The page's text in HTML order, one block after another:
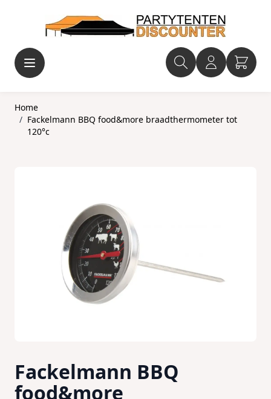
Home
/ Fackelmann BBQ food&more braadthermometer tot
120°c
Fackelmann BBQ
food&more